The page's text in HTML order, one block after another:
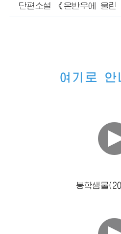
단편소설 《은반우에 울
여기로 안
봉학샘물